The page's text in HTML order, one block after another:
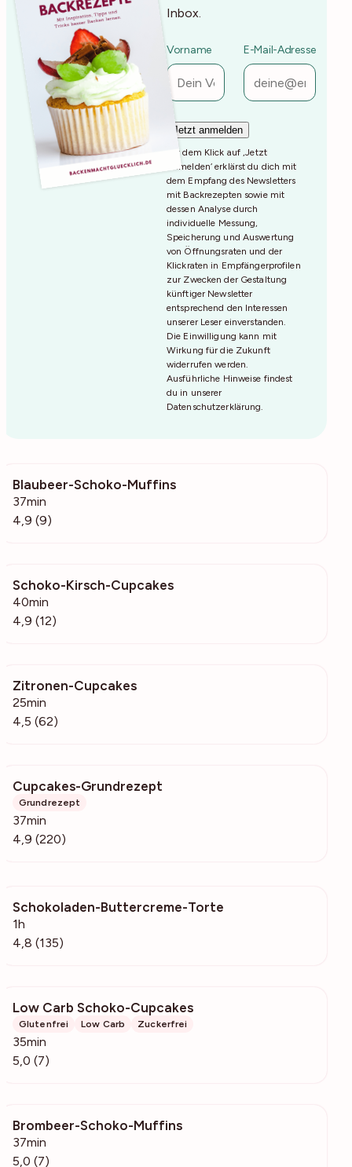
Inbox.
Vorname E-Mail-Adresse
Mit dem Klick auf ‚Jetzt
Anmelden‘ erklärst du dich mit
dem Empfang des Newsletters
mit Backrezepten sowie mit
dessen Analyse durch
individuelle Messung,
Speicherung und Auswertung
von Öffnungsraten und der
Klickraten in Empfängerprofilen
zur Zwecken der Gestaltung
künftiger Newsletter
entsprechend den Interessen
unserer Leser einverstanden.
Die Einwilligung kann mit
Wirkung für die Zukunft
widerrufen werden.
Ausführliche Hinweise findest
du in unserer
Datenschutzerklärung.
Blaubeer-Schoko-Muffins
37min
4,9 (9)
Schoko-Kirsch-Cupcakes
40min
4,9 (12)
Zitronen-Cupcakes
25min
4,5 (62)
Cupcakes-Grundrezept
Grundrezept
37min
4,9 (220)
Schokoladen-Buttercreme-Torte
1h
4,8 (135)
Low Carb Schoko-Cupcakes
Glutenfrei Low Carb Zuckerfrei
35min
5,0 (7)
Brombeer-Schoko-Muffins
37min
5,0 (7)